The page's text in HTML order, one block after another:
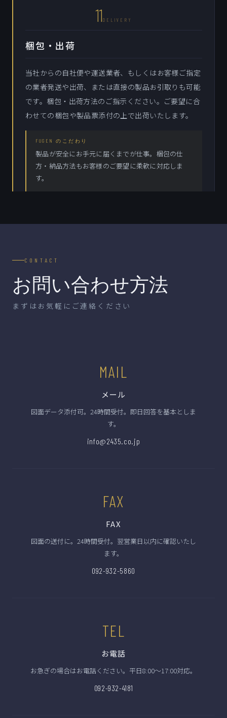
11DELIVERY
梱包・出荷
当社からの自社便や運送業者、もしくはお客様ご指定
の業者発送や出荷、または直接の製品お引取りも可能
です。梱包・出荷方法のご指示ください。ご要望に合
わせての梱包や製品票添付の上で出荷いたします。
FUGEN のこだわり
製品が安全にお手元に届くまでが仕事。梱包の仕
方・納品方法もお客様のご要望に柔軟に対応しま
す。
CONTACT
お問い合わせ方法
まずはお気軽にご連絡ください
MAIL
メール
図面データ添付可。24時間受付。即日回答を基本としま
す。
info@2435.co.jp
FAX
FAX
図面の送付に。24時間受付。翌営業日以内に確認いたし
ます。
092-932-5860
TEL
お電話
お急ぎの場合はお電話ください。平日8:00〜17:00対応。
092-932-4181